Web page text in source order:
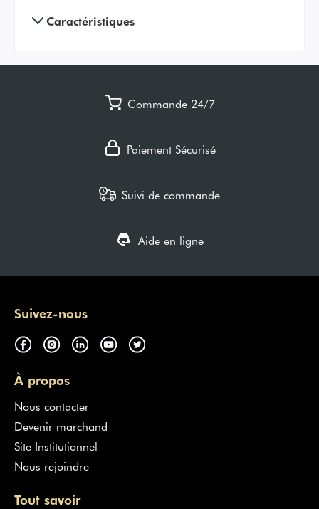
Caractéristiques
Commande 24/7
Paiement Sécurisé
Suivi de commande
Aide en ligne
Suivez-nous
À propos
Nous contacter
Devenir marchand
Site Institutionnel
Nous rejoindre
Tout savoir